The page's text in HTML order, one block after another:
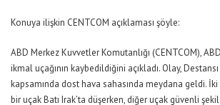
Konuya ilişkin CENTCOM açıklaması şöyle:
ABD Merkez Kuvvetler Komutanlığı (CENTCOM),
ikmal uçağının kaybedildiğini açıkladı. Olay,
kapsamında dost hava sahasında meydana geldi. İki
bir uçak Batı Irak’ta düşerken, diğer uçak güvenli